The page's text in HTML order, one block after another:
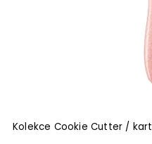
Kolekce Cookie Cutter /